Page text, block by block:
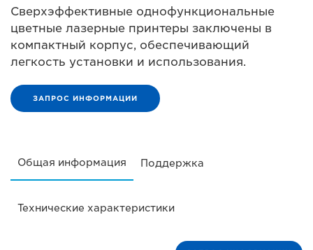
Сверхэффективные однофункциональные
цветные лазерные принтеры заключены в
компактный корпус, обеспечивающий
легкость установки и использования.
ЗАПРОС ИНФОРМАЦИИ
Общая информация Поддержка
Технические характеристики